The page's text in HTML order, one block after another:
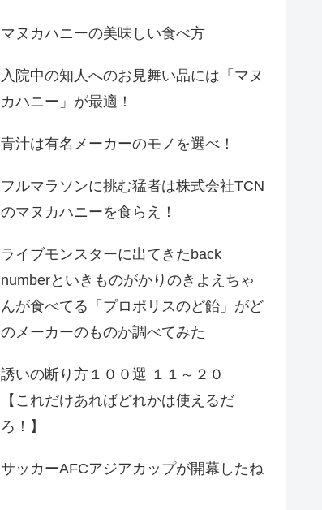
マヌカハニーの美味しい食べ方
入院中の知人へのお見舞い品には「マヌ
カハニー」が最適！
青汁は有名メーカーのモノを選べ！
フルマラソンに挑む猛者は株式会社TCN
のマヌカハニーを食らえ！
ライブモンスターに出てきたback
numberといきものがかりのきよえちゃ
んが食べてる「プロポリスのど飴」がど
のメーカーのものか調べてみた
誘いの断り方１００選 １１～２０
【これだけあればどれかは使えるだ
ろ！】
サッカーAFCアジアカップが開幕したね